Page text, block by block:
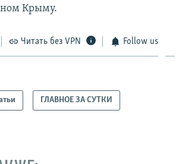
Крыму.
Читать без VPN Follow us
ГЛАВНОЕ ЗА СУТКИ